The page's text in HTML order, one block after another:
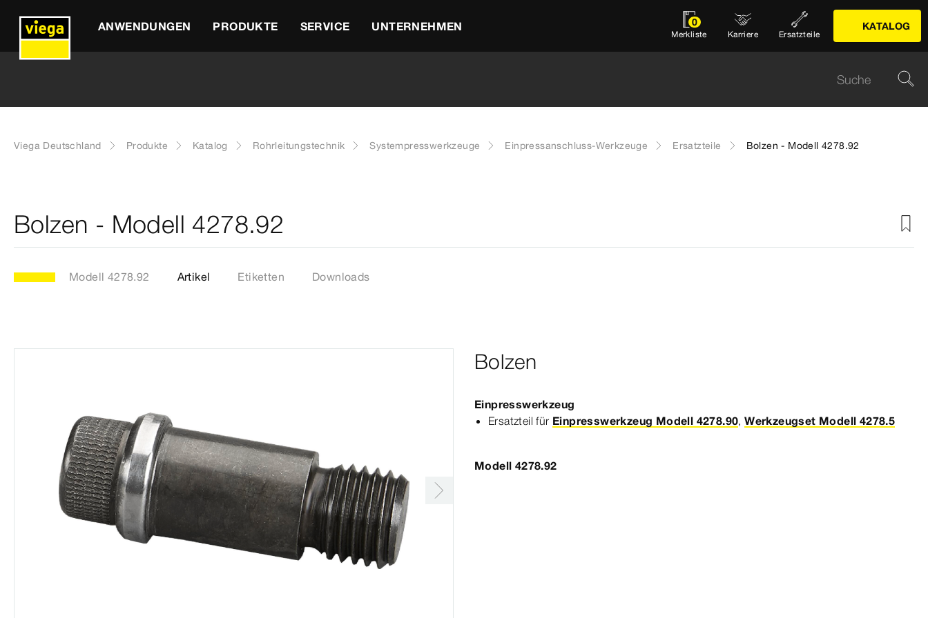
ANWENDUNGEN PRODUKTE SERVICE UNTERNEHMEN 0
Merkliste Karriere Ersatzteile
KATALOG
Viega Deutschland Produkte Katalog Rohrleitungstechnik Systempresswerkzeuge Einpressanschluss-Werkzeuge Ersatzteile Bolzen - Modell 4278.92
Bolzen - Modell 4278.92
Modell 4278.92 Artikel Etiketten Downloads
Bolzen
Einpresswerkzeug
Ersatzteil für Einpresswerkzeug Modell 4278.90,Werkzeugset Modell 4278.5
Modell 4278.92